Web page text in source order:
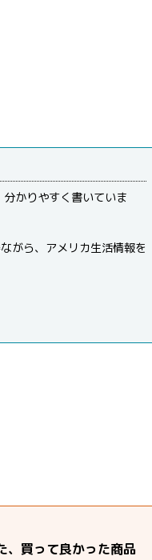
かりやすく書いていま
がら、アメリカ生活情報を
、買って良かった商品